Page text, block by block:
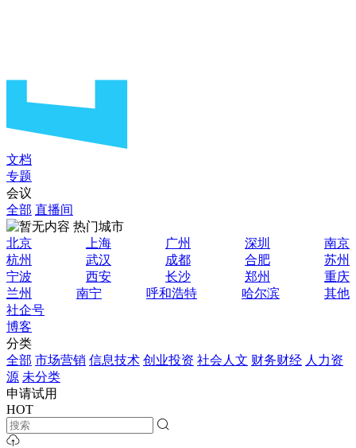
文档
专题
会议
全部 直播间
热门城市
北京
上海 广州 深圳
南京
杭州
武汉 成都 合肥
苏州
宁波
西安 长沙 郑州
重庆
兰州
南宁 呼和浩特 哈尔滨
其他
社企号
博客
分类
全部 市场营销 信息技术 创业投资 社会人文 财务财经 人力资
源 未分类
申请试用
HOT